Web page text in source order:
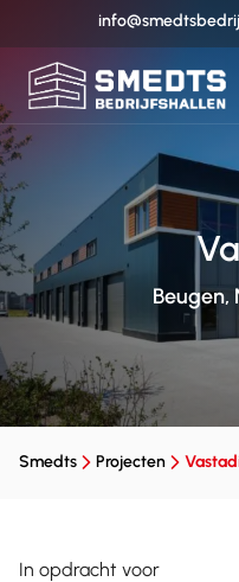
Beugen,
Smedts Projecten
In opdracht voor